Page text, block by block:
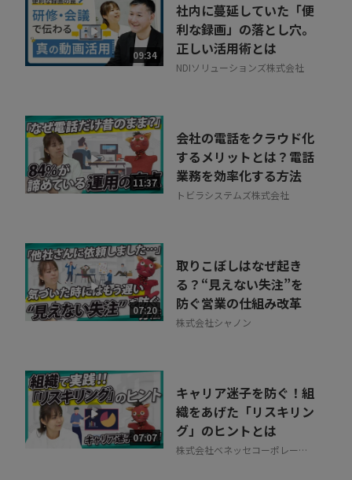
09:34
社内に蔓延していた「便
利な録画」の落とし穴。
正しい活用術とは
NDIソリューションズ株式会社
11:37
会社の電話をクラウド化
するメリットとは？電話
業務を効率化する方法
トビラシステムズ株式会社
07:20
取りこぼしはなぜ起き
る？“見えない失注”を
防ぐ営業の仕組み改革
株式会社シャノン
07:07
キャリア迷子を防ぐ！組
織をあげた「リスキリン
グ」のヒントとは
株式会社ベネッセコーポレーシ